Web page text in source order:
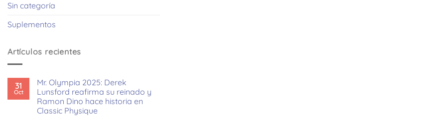
Sin categoría
Suplementos
Artículos recientes
31
Oct
Mr. Olympia 2025: Derek
Lunsford reafirma su reinado y
Ramon Dino hace historia en
Classic Physique